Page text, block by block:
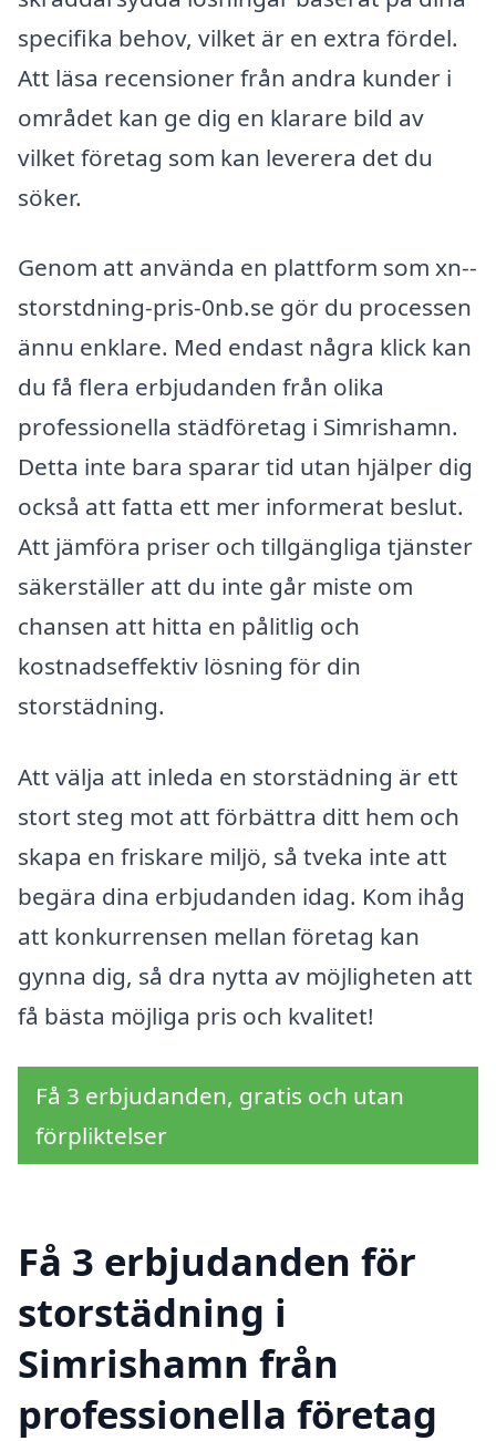
specifika behov, vilket är en extra fördel.
Att läsa recensioner från andra kunder i
området kan ge dig en klarare bild av
vilket företag som kan leverera det du
söker.
Genom att använda en plattform som xn--
storstdning-pris-0nb.se gör du processen
ännu enklare. Med endast några klick kan
du få flera erbjudanden från olika
professionella städföretag i Simrishamn.
Detta inte bara sparar tid utan hjälper dig
också att fatta ett mer informerat beslut.
Att jämföra priser och tillgängliga tjänster
säkerställer att du inte går miste om
chansen att hitta en pålitlig och
kostnadseffektiv lösning för din
storstädning.
Att välja att inleda en storstädning är ett
stort steg mot att förbättra ditt hem och
skapa en friskare miljö, så tveka inte att
begära dina erbjudanden idag. Kom ihåg
att konkurrensen mellan företag kan
gynna dig, så dra nytta av möjligheten att
få bästa möjliga pris och kvalitet!
Få 3 erbjudanden, gratis och utan
förpliktelser
Få 3 erbjudanden för
storstädning i
Simrishamn från
professionella företag